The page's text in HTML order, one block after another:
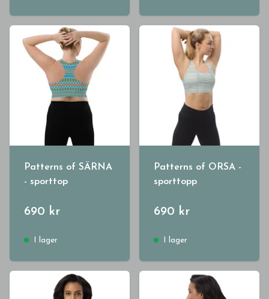
Patterns of SÄRNA
- sporttop
690 kr
I lager
Patterns of ORSA -
sporttopp
690 kr
I lager